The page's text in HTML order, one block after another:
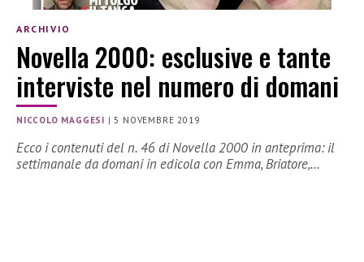
ARCHIVIO
Novella 2000: esclusive e tante
interviste nel numero di domani
NICCOLO MAGGESI |5 NOVEMBRE 2019
Ecco i contenuti del n. 46 di Novella 2000 in anteprima: il
settimanale da domani in edicola con Emma, Briatore,…